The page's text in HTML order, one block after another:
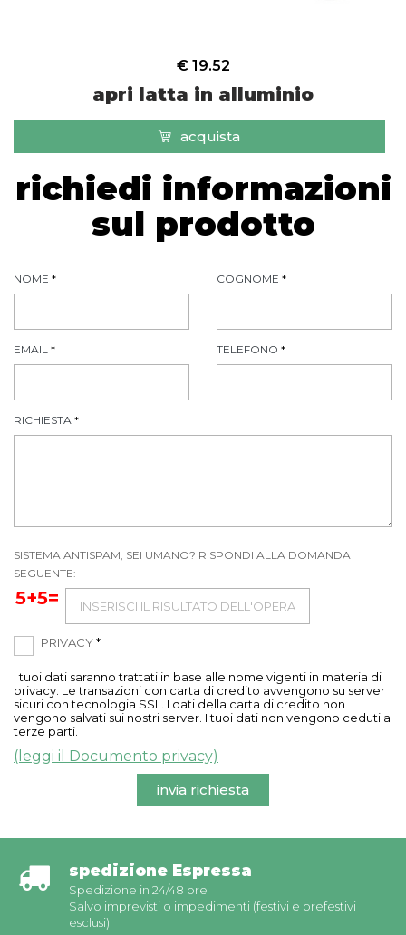
apri latta in alluminio
€ 19.52
acquista
richiedi informazioni
sul prodotto
NOME * COGNOME *
EMAIL * TELEFONO *
RICHIESTA *
SISTEMA ANTISPAM, SEI UMANO? RISPONDI ALLA DOMANDA
SEGUENTE:
5+5=
PRIVACY*
I tuoi dati saranno trattati in base alle nome vigenti in materia di
privacy. Le transazioni con carta di credito avvengono su server
sicuri con tecnologia SSL. I dati della carta di credito non
vengono salvati sui nostri server. I tuoi dati non vengono ceduti a
terze parti.
(leggi il Documento privacy)
invia richiesta
spedizione Espressa
Spedizione in 24/48 ore
Salvo imprevisti o impedimenti (festivi e prefestivi
esclusi)